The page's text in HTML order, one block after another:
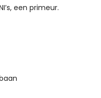
een primeur.